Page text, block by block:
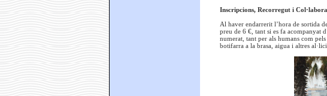
Inscripcions, Recorregut i
Al haver endarrerit l’hora de sortida
preu de 6 €, tant si es fa acompanyat
numerat, tant per als humans com
botifarra a la brasa, aigua i altres